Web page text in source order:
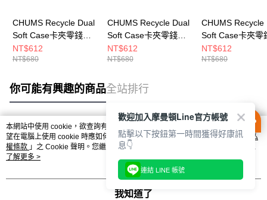
CHUMS Recycle Dual
Soft Case卡夾零錢包
米灰色
CH603987G057
NT$612
NT$680
CHUMS Recycle Dual
Soft Case卡夾零錢包
Circus
CH603987Z402
NT$612
NT$680
CHUMS Recycle
Soft Case卡夾零
黑色
NT$612
NT$680
你可能有興趣的商品全站排行
熱門標籤
本網站中使用 cookie，欲查詢有關本網站使用 cookie 方式之詳情，及若您不希
望在電腦上使用 cookie 時應如何變更電腦的 cookie 設定，請參閱本網站「
隱私
權條款 」之 Cookie 聲明。您繼續使用本網站即表示您同意本公司得按本網站使
用條款之 Cookie 聲明使用 cookie。
了解更多 >
我知道了
歡迎加入摩曼頓Line官方帳號
點擊以下按鈕第一時間獲得好康訊
息👇
連結 LINE 帳號